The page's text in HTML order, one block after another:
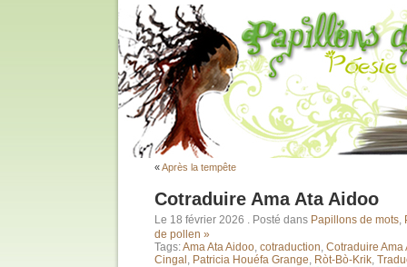
«Après la tempête
Cotraduire Ama Ata Aidoo
Le 18 février 2026 . Posté dans Papillons de mots,
de pollen »
Tags:Ama Ata Aidoo, cotraduction, Cotraduire Ama
Cingal , Patricia Houéfa Grange, Ròt-Bò-Krik,